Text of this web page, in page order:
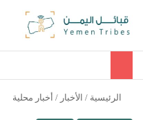
الرئيسية / الأخبار / أخبار محلية